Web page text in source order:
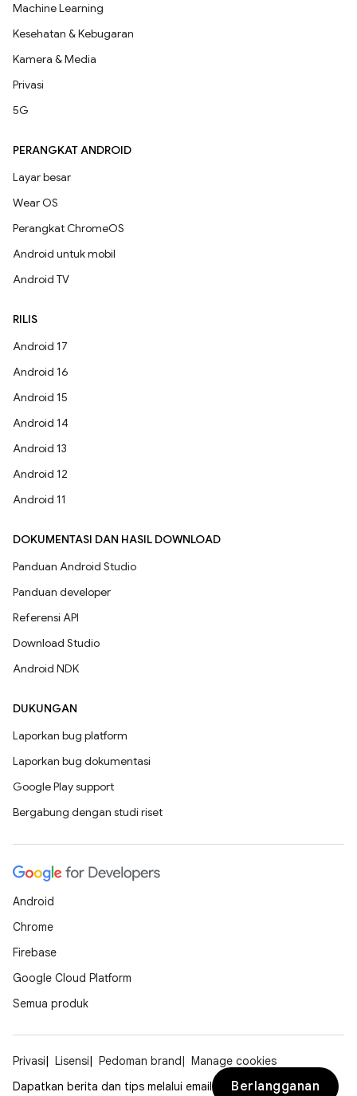
Machine Learning
Kesehatan & Kebugaran
Kamera & Media
Privasi
5G
PERANGKAT ANDROID
Layar besar
Wear OS
Perangkat ChromeOS
Android untuk mobil
Android TV
RILIS
Android 17
Android 16
Android 15
Android 14
Android 13
Android 12
Android 11
DOKUMENTASI DAN HASIL DOWNLOAD
Panduan Android Studio
Panduan developer
Referensi API
Download Studio
Android NDK
DUKUNGAN
Laporkan bug platform
Laporkan bug dokumentasi
Google Play support
Bergabung dengan studi riset
Android
Chrome
Firebase
Google Cloud Platform
Semua produk
Privasi Lisensi Pedoman brand
Manage cookies
Dapatkan berita dan tips melalui email
Berlangganan